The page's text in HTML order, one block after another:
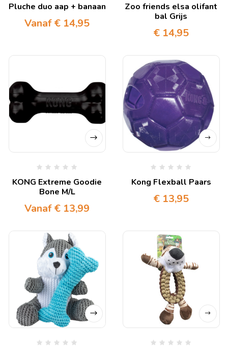
Pluche duo aap + banaan
Vanaf€ 14,95
Zoo friends elsa olifant
bal Grijs
€ 14,95
KONG Extreme Goodie
Bone M/L
Vanaf€ 13,99
Kong Flexball Paars
€ 13,95